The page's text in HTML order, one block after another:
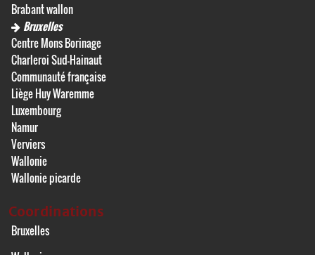
Brabant wallon
Bruxelles
Centre Mons Borinage
Charleroi Sud-Hainaut
Communauté française
Liège Huy Waremme
Luxembourg
Namur
Verviers
Wallonie
Wallonie picarde
Coordinations
Bruxelles